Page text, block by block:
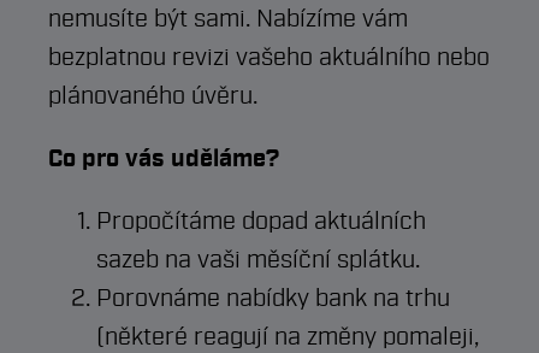
nemusíte být sami. Nabízíme vám
bezplatnou revizi vašeho aktuálního nebo
plánovaného úvěru.
Co pro vás uděláme?
Propočítáme dopad aktuálních
sazeb na vaši měsíční splátku.
Porovnáme nabídky bank na trhu
(některé reagují na změny pomaleji,